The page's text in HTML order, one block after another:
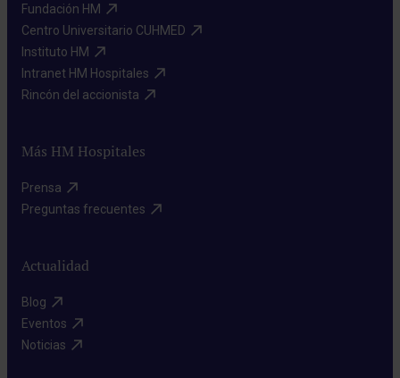
Fundación HM​
Centro Universitario CUHMED​
Instituto HM​
Intranet HM Hospitales​
Rincón del accionista​
Más HM Hospitales
Prensa​
Preguntas frecuentes​
Actualidad
Blog​
Eventos​
Noticias​